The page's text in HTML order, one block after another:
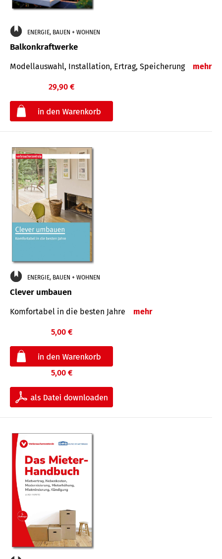
ENERGIE, BAUEN + WOHNEN
Balkonkraftwerke
Modellauswahl, Installation, Ertrag, Speicherung mehr
29,90 €
ENERGIE, BAUEN + WOHNEN
Clever umbauen
Komfortabel in die besten Jahre mehr
5,00 €
5,00 €